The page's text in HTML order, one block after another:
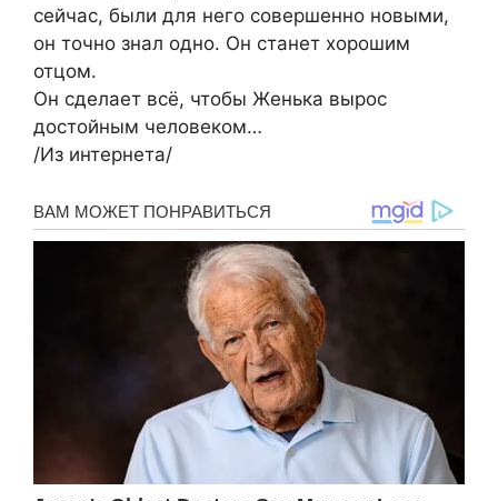
сейчас, были для него совершенно новыми,
он точно знал одно. Он станет хорошим
отцом.
Он сделает всё, чтобы Женька вырос
достойным человеком…
/Из интернета/